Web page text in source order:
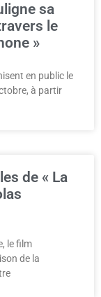
sa
le
»
en public le
à partir
de « La
le film
de la